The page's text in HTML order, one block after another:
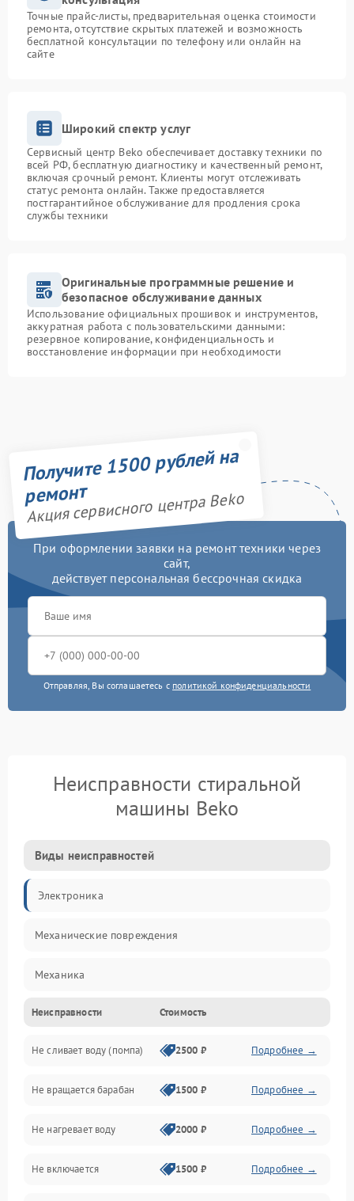
Точные прайс-листы, предварительная оценка стоимости
ремонта, отсутствие скрытых платежей и возможность
бесплатной консультации по телефону или онлайн на
сайте
Широкий спектр услуг
Сервисный центр Beko обеспечивает доставку техники по
всей РФ, бесплатную диагностику и качественный ремонт,
включая срочный ремонт. Клиенты могут отслеживать
статус ремонта онлайн. Также предоставляется
постгарантийное обслуживание для продления срока
службы техники
Оригинальные программные решение и
безопасное обслуживание данных
Использование официальных прошивок и инструментов,
аккуратная работа с пользовательскими данными:
резервное копирование, конфиденциальность и
восстановление информации при необходимости
Получите 1500 рублей на
ремонт
Акция сервисного центра Beko
При оформлении заявки на ремонт техники через
сайт,
действует персональная бессрочная скидка
Отправляя, Вы соглашаетесь с политикой конфиденциальности
Неисправности стиральной
машины Beko
Виды неисправностей
Электроника
Механические повреждения
Механика
Электропитание
Водоснабжение
Слив
Программное обеспечение
Неисправности Стоимость
Не сливает воду (помпа) 2500 ₽ Подробнее →
Не вращается барабан 1500 ₽ Подробнее →
Не нагревает воду 2000 ₽ Подробнее →
Не включается 1500 ₽ Подробнее →